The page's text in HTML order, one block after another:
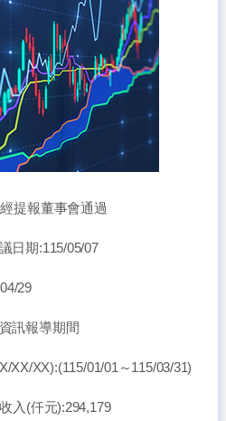
提報董事會通過
日期:115/05/07
29
訊報導期間
XX/XX):(115/01/01～115/03/31)
入(仟元):294,179